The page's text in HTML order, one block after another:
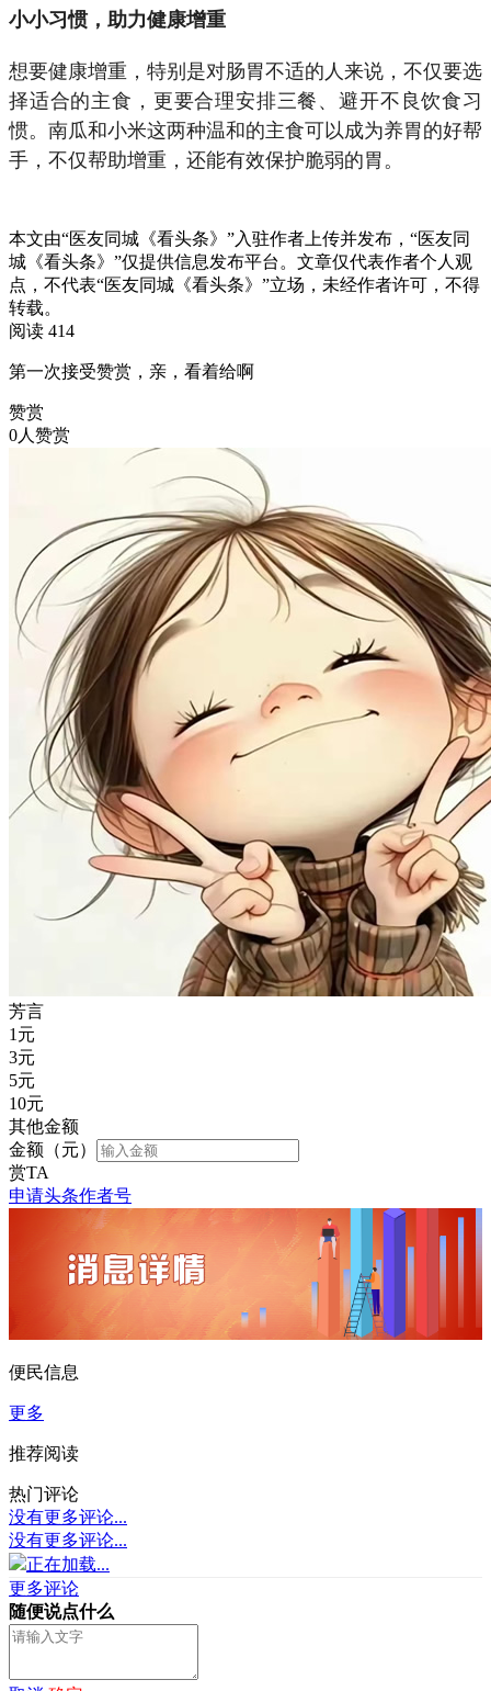
小小习惯，助力健康增重
想要健康增重，特别是对肠胃不适的人来说，不仅要选
择适合的主食，更要合理安排三餐、避开不良饮食习
惯。南瓜和小米这两种温和的主食可以成为养胃的好帮
手，不仅帮助增重，还能有效保护脆弱的胃。
本文由“医友同城《看头条》”入驻作者上传并发布，“医友同
城《看头条》”仅提供信息发布平台。文章仅代表作者个人观
点，不代表“医友同城《看头条》”立场，未经作者许可，不得
转载。
阅读 414
第一次接受赞赏，亲，看着给啊
赞赏
0人赞赏
芳言
1 元
3元
5元
10元
其他金额
金额（元）
赏TA
申请头条作者号
便民信息
更多
推荐阅读
热门评论
没有更多评论...
没有更多评论...
正在加载...
更多评论
随便说点什么